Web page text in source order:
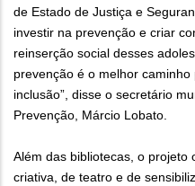
de Estado de Justiça e
investir na prevenção e criar
reinserção social desses
prevenção é o melhor
inclusão”, disse o secretário
Prevenção, Márcio Lobato.
Além das bibliotecas, o projeto
criativa, de teatro e de